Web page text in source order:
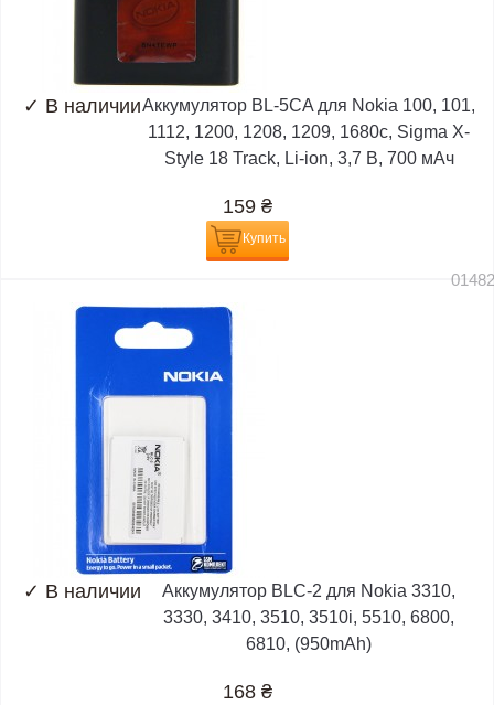
✓ В наличииАккумулятор BL-5CA для Nokia 100, 101,
1112, 1200, 1208, 1209, 1680c, Sigma X-
Style 18 Track, Li-ion, 3,7 В, 700 мАч
159 ₴
Купить
✓ В наличии
Аккумулятор BLC-2 для Nokia 3310,
3330, 3410, 3510, 3510i, 5510, 6800,
6810, (950mAh)
168 ₴